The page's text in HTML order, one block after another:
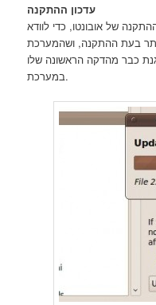
עדכון ההתקנה
של אובונטו, כדי לוודא
בעת ההתקנה, ושהמערכת
כבר מהדקה הראשונה שלו
במערכת.